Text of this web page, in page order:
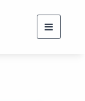
Toggle